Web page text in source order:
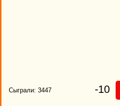
Сыграли: 3447 -10